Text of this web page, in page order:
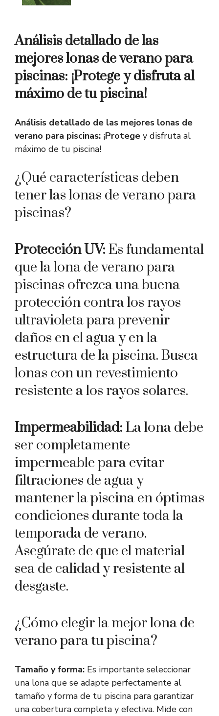
Análisis detallado de las
mejores lonas de verano para
piscinas: ¡Protege y disfruta al
máximo de tu piscina!
Análisis detallado de las mejores lonas de
verano para piscinas: ¡Protege y disfruta al
máximo de tu piscina!
¿Qué características deben
tener las lonas de verano para
piscinas?
Protección UV: Es fundamental
que la lona de verano para
piscinas ofrezca una buena
protección contra los rayos
ultravioleta para prevenir
daños en el agua y en la
estructura de la piscina. Busca
lonas con un revestimiento
resistente a los rayos solares.
Impermeabilidad: La lona debe
ser completamente
impermeable para evitar
filtraciones de agua y
mantener la piscina en óptimas
condiciones durante toda la
temporada de verano.
Asegúrate de que el material
sea de calidad y resistente al
desgaste.
¿Cómo elegir la mejor lona de
verano para tu piscina?
Tamaño y forma: Es importante seleccionar
una lona que se adapte perfectamente al
tamaño y forma de tu piscina para garantizar
una cobertura completa y efectiva. Mide con